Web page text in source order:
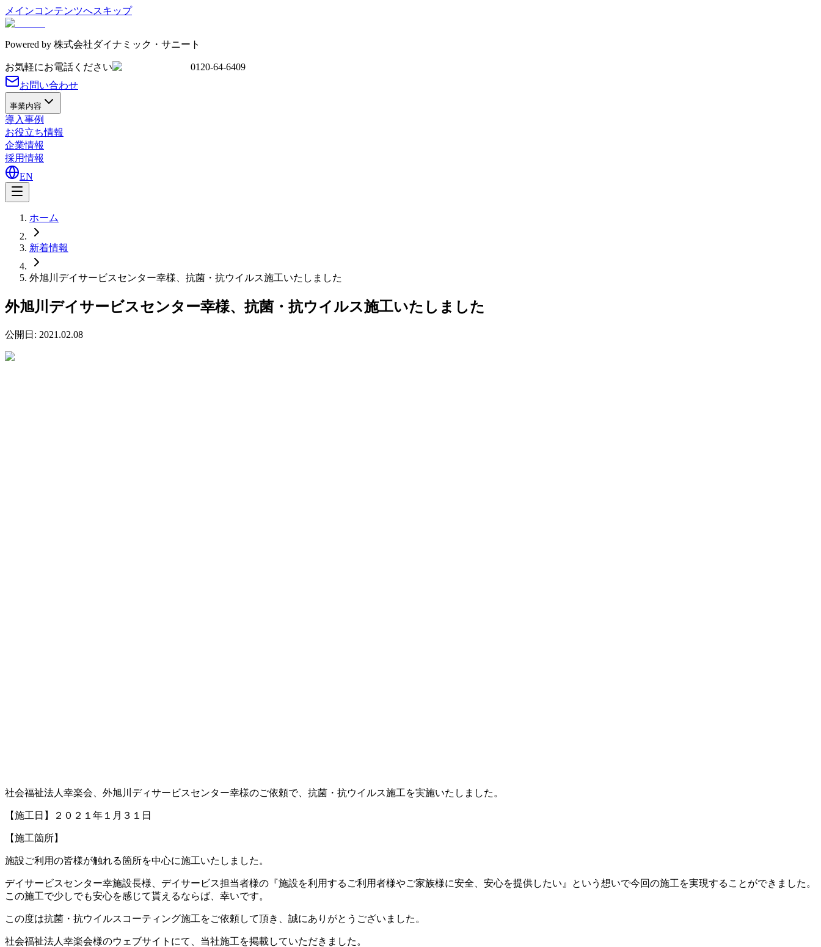
メインコンテンツへスキップ
Powered by 株式会社ダイナミック・サニート
お気軽にお電話ください
0120-64-6409
お問い合わせ
事業内容
導入事例
お役立ち情報
企業情報
採用情報
EN
ホーム
新着情報
外旭川デイサービスセンター幸様、抗菌・抗ウイルス施工いたしました
外旭川デイサービスセンター幸様、抗菌・抗ウイルス施工いたしました
公開日: 2021.02.08
社会福祉法人幸楽会、外旭川ディサービスセンター幸様のご依頼で、抗菌・抗ウイルス施工を実施いたしました。
【施工日】２０２１年１月３１日
【施工箇所】
施設ご利用の皆様が触れる箇所を中心に施工いたしました。
デイサービスセンター幸施設長様、デイサービス担当者様の『施設を利用するご利用者様やご家族様に安全、安心を提供したい』という想いで今回の施工を実現することができました。
この施工で少しでも安心を感じて貰えるならば、幸いです。
この度は抗菌・抗ウイルスコーティング施工をご依頼して頂き、誠にありがとうございました。
社会福祉法人幸楽会様のウェブサイトにて、当社施工を掲載していただきました。